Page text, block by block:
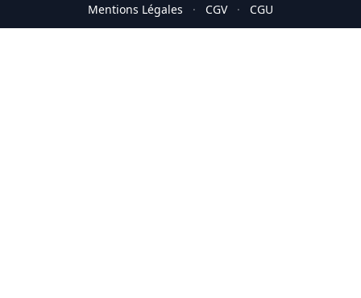
Mentions Légales · CGV · CGU